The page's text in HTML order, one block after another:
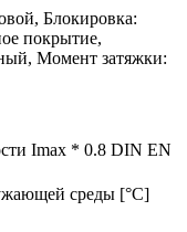
Блокировка:
покрытие,
Момент затяжки:
Imax * 0.8 DIN EN
среды [°C]